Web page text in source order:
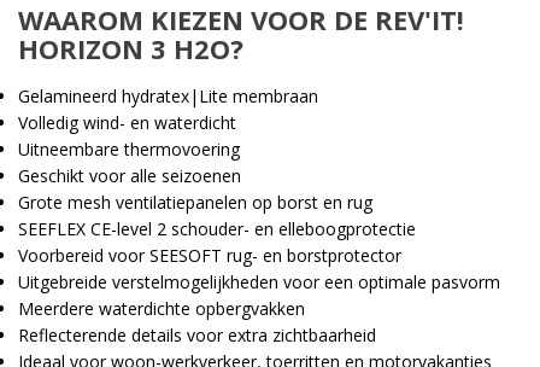
WAAROM KIEZEN VOOR DE REV'IT!
HORIZON 3 H2O?
Gelamineerd hydratex|Lite membraan
Volledig wind- en waterdicht
Uitneembare thermovoering
Geschikt voor alle seizoenen
Grote mesh ventilatiepanelen op borst en rug
SEEFLEX CE-level 2 schouder- en elleboogprotectie
Voorbereid voor SEESOFT rug- en borstprotector
Uitgebreide verstelmogelijkheden voor een optimale pasvorm
Meerdere waterdichte opbergvakken
Reflecterende details voor extra zichtbaarheid
Ideaal voor woon-werkverkeer, toerritten en motorvakanties